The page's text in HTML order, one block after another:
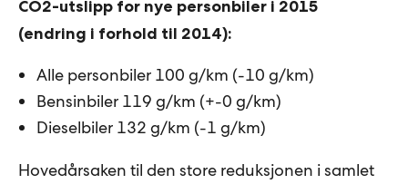
CO2-utslipp for nye personbiler i 2015
(endring i forhold til 2014):
Alle personbiler 100 g/km (-10 g/km)
Bensinbiler 119 g/km (+-0 g/km)
Dieselbiler 132 g/km (-1 g/km)
Hovedårsaken til den store reduksjonen i samlet